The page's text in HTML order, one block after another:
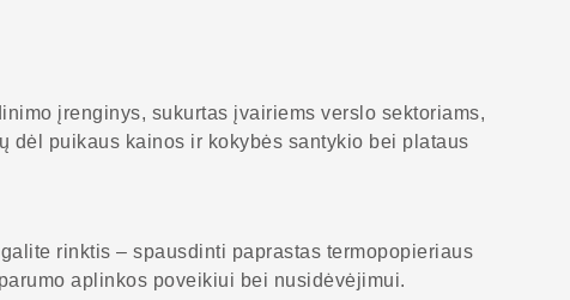
įrenginys, sukurtas įvairiems verslo sektoriams,
puikaus kainos ir kokybės santykio bei plataus
rinktis – spausdinti paprastas termopopieriaus
aplinkos poveikiui bei nusidėvėjimui.